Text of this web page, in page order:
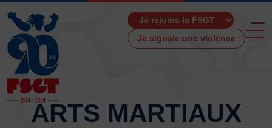
Je signale une violence
ARTS MARTIAUX